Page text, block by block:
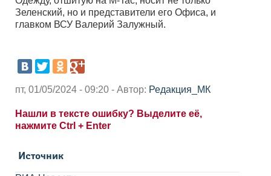
Зеленский, но и представители его Офиса, и
главком ВСУ Валерий Залужный.
пт, 01/05/2024 - 09:20 - Автор: Редакция_МК
Нашли в тексте ошибку? Выделите её,
нажмите Ctrl + Enter
Источник